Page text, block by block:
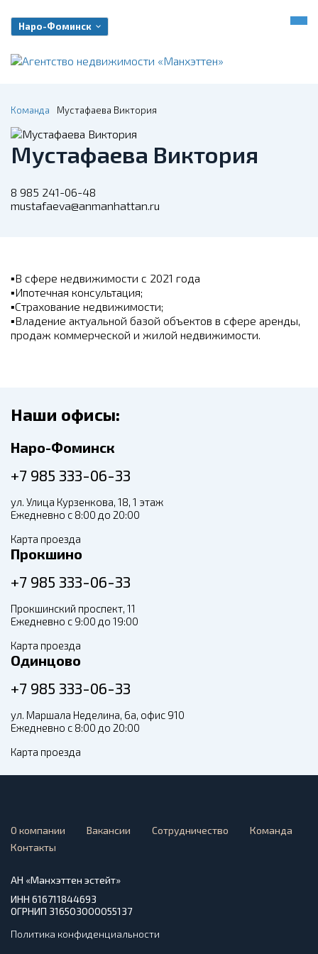
Наро-Фоминск
Команда Мустафаева Виктория
Мустафаева Виктория
8 985 241-06-48
mustafaeva@anmanhattan.ru
▪В сфере недвижимости с 2021 года
▪Ипотечная консультация;
▪Страхование недвижимости;
▪Владение актуальной базой объектов в сфере аренды,
продаж коммерческой и жилой недвижимости.
Наши офисы:
Наро-Фоминск
+7 985 333-06-33
ул. Улица Курзенкова, 18, 1 этаж
Ежедневно с 8:00 до 20:00
Карта проезда
Прокшино
+7 985 333-06-33
Прокшинский проспект, 11
Ежедневно с 9:00 до 19:00
Карта проезда
Одинцово
+7 985 333-06-33
ул. Маршала Неделина, 6а, офис 910
Ежедневно с 8:00 до 20:00
Карта проезда
О компании Вакансии Сотрудничество
Команда
Контакты
АН «Манхэттен эстейт»
ИНН 616711844693
ОГРНИП 316503000055137
Политика конфиденциальности